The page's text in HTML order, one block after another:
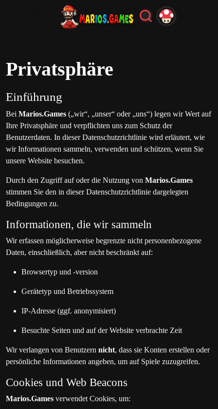
Privatsphäre
Einführung
Bei Marios.Games („wir“, „unser“ oder „uns“) legen wir Wert auf
Ihre Privatsphäre und verpflichten uns zum Schutz der
Benutzerdaten. In dieser Datenschutzrichtlinie wird erläutert, wie
wir Informationen sammeln, verwenden und schützen, wenn Sie
unsere Website besuchen.
Durch den Zugriff auf oder die Nutzung von Marios.Games
stimmen Sie den in dieser Datenschutzrichtlinie dargelegten
Bedingungen zu.
Informationen, die wir sammeln
Wir erfassen möglicherweise begrenzte nicht personenbezogene
Daten, einschließlich, aber nicht beschränkt auf:
Browsertyp und -version
Gerätetyp und Betriebssystem
IP-Adresse (ggf. anonymisiert)
Besuchte Seiten und auf der Website verbrachte Zeit
Wir verlangen von Benutzern nicht, dass sie Konten erstellen oder
persönliche Informationen angeben, um auf Spiele zuzugreifen.
Cookies und Web Beacons
Marios.Games verwendet Cookies, um: